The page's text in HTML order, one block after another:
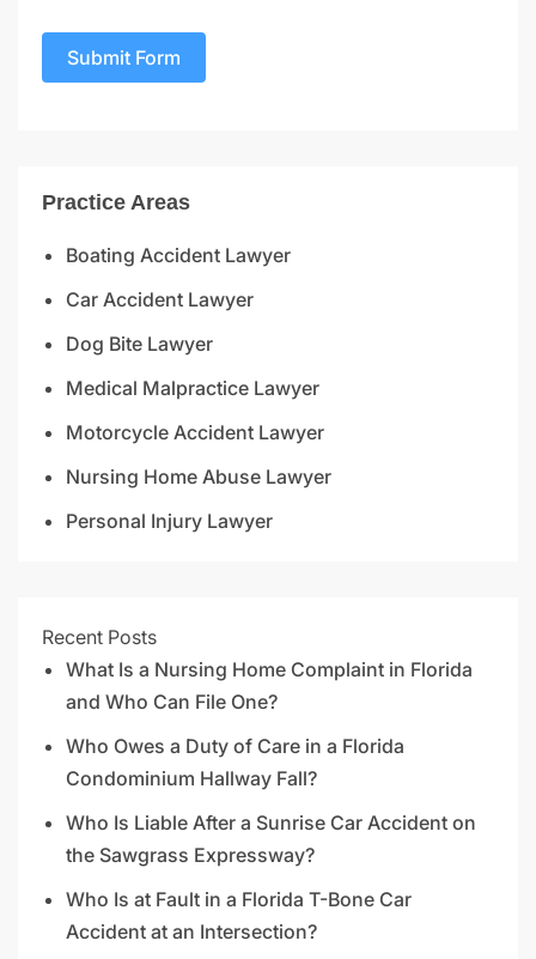
Submit Form
Practice Areas
Boating Accident Lawyer
Car Accident Lawyer
Dog Bite Lawyer
Medical Malpractice Lawyer
Motorcycle Accident Lawyer
Nursing Home Abuse Lawyer
Personal Injury Lawyer
Recent Posts
What Is a Nursing Home Complaint in Florida
and Who Can File One?
Who Owes a Duty of Care in a Florida
Condominium Hallway Fall?
Who Is Liable After a Sunrise Car Accident on
the Sawgrass Expressway?
Who Is at Fault in a Florida T-Bone Car
Accident at an Intersection?